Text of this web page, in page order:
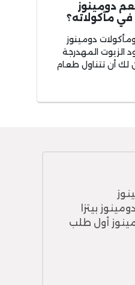
دومينوز
في مأكولاته؟
دومينوز
الزيوت المهدرجة
لك أن تتناول طعام
بيتزا
أول طلب